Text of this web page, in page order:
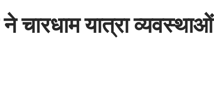
चारधाम यात्रा व्यवस्थाओं